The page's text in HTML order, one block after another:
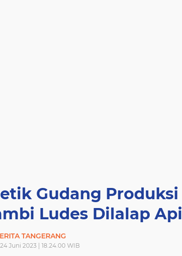
Gudang Produksi
Ludes Dilalap Api
TANGERANG
Juni 2023 | 18.24.00 WIB